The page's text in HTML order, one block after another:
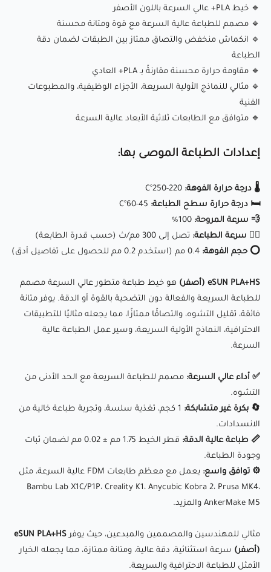
✅ أداء عالي السرعة:
التشوه.
🔄 بكرة غير متشابكة: 1 كجم، تغذية سلسة، وتجربة طباعة خالية
من الانسدادات.
وجودة الطباعة.
مثل Bambu Lab X1C/P1P، Creality K1، Anycubic Kobra 2، Prusa
MK4، AnkerMake M5 والمزيد.
مثالي للمهندسين والمصممين والمبدعين، حيث يوفر eSUN
يجعله الخيار الأمثل للطباعة الاحترافية والسريعة.
📰جدول مقارنة بين مواد الFDM
📊البيانات الفنية
🔹 خيط PLA+ عالي السرعة باللون الأصفر
🔹 مصمم للطباعة عالية السرعة مع قوة ومتانة محسنة
🔹 انكماش منخفض والتصاق ممتاز بين الطبقات لضمان دقة
الطباعة
🔹 مقاومة حرارة محسنة مقارنةً بـ PLA+ العادي
🔹 مثالي للنماذج الأولية السريعة، الأجزاء الوظيفية، والمطبوعات
الفنية
🔹 متوافق مع الطابعات ثلاثية الأبعاد عالية السرعة
إعدادات الطباعة الموصى بها:
🌡️ درجة حرارة الفوهة:
🛏️ درجة حرارة سطح الطباعة: 45-60°C
💨 سرعة المروحة:
🏃‍♂️ سرعة الطباعة: تصل إلى 300 مم/ث (حسب قدرة الطابعة)
⭕ حجم الفوهة: 0.4 مم (استخدم 0.2 مم للحصول على تفاصيل أدق)
eSUN PLA+HS (أصفر)
هو خيط طباعة متطور عالي السرعة مصمم
للطباعة السريعة والفعالة دون التضحية بالقوة أو الدقة. يوفر متانة
فائقة، تقليل التشوه، والتصاقًا ممتازًا، مما يجعله مثاليًا للتطبيقات
الاحترافية، النماذج الأولية السريعة، وسير عمل الطباعة عالية
السرعة.
✅ أداء عالي السرعة: مصمم للطباعة السريعة مع الحد الأدنى من
التشوه.
🔄 بكرة غير متشابكة:
1 كجم، تغذية سلسة، وتجربة طباعة خالية من
الانسدادات.
📏 طباعة عالية الدقة:
قطر الخيط 1.75 مم ± 0.02 مم لضمان ثبات
وجودة الطباعة.
⚙ توافق واسع:
يعمل مع معظم طابعات FDM عالية السرعة، مثل
Bambu Lab X1C/P1P، Creality K1، Anycubic Kobra 2، Prusa MK4،
AnkerMake M5 والمزيد.
مثالي للمهندسين والمصممين والمبدعين، حيث يوفرeSUN PLA+HS
(أصفر) سرعة استثنائية، دقة عالية، ومتانة ممتازة، مما يجعله الخيار
الأمثل للطباعة الاحترافية والسريعة.